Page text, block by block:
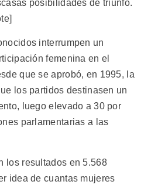
posibilidades de triunfo.
interrumpen un
femenina en el
que se aprobó, en 1995, la
los partidos destinasen un
luego elevado a 30 por
parlamentarias a las
los resultados en 5.568
idea de cuantas mujeres